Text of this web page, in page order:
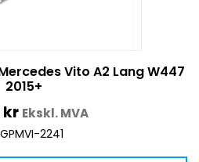
Vito A2 Lang W447
2015+
kr Ekskl. MVA
2241